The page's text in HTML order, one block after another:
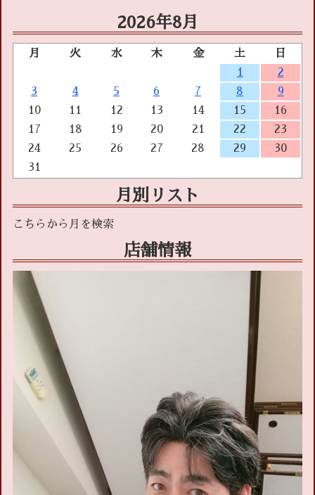
2026年8月
月 火 水 木 金 土
日
1
2
3
4 5 6 7 8
9
10
11 12 13 14 15
16
17
18 19 20 21 22
23
24
25 26 27 28 29
30
31
月別リスト
店舗情報